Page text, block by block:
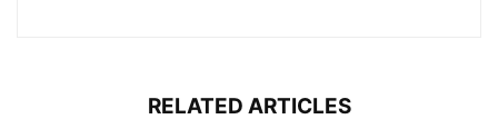
RELATED ARTICLES